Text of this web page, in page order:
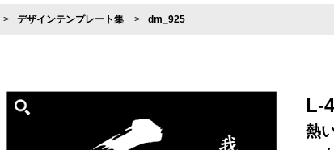
ご利用ガイド
はじめての方へ
再注文の方へ
お支払い方法について
割引まとめページ
発送・特急サービスについて
版の保管期限について
マイページ会員のメリット
よくあるご質問
デザインテンプレート集 dm_925
L-
熱